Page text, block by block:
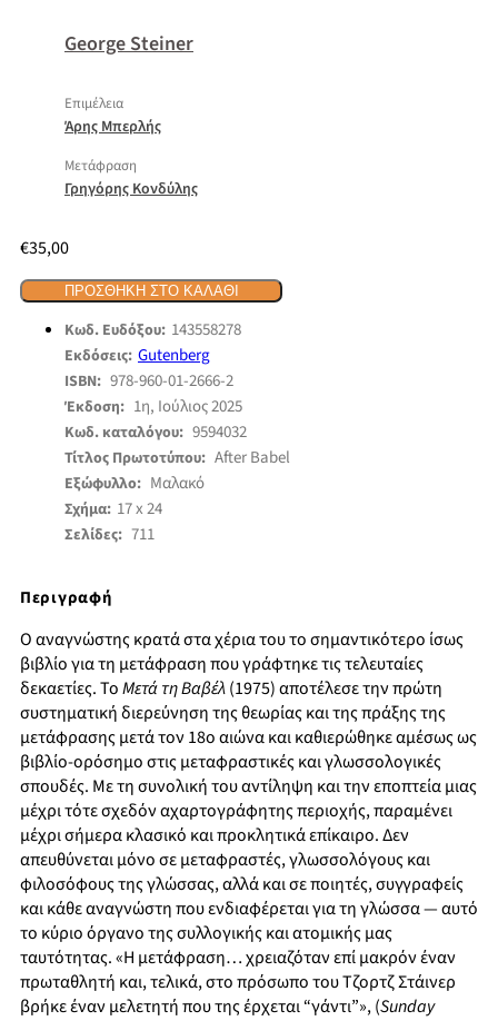
George Steiner
Επιμέλεια
Άρης Μπερλής
Μετάφραση
Γρηγόρης Κονδύλης
€35,00
ΠΡΟΣΘΉΚΗ ΣΤΟ ΚΑΛΆΘΙ
Κωδ. Ευδόξου: 143558278
Εκδόσεις: Gutenberg
ISBN: 978-960-01-2666-2
Έκδοση: 1η, Ιούλιος 2025
Κωδ. καταλόγου: 9594032
Τίτλος Πρωτοτύπου: After Babel
Εξώφυλλο: Μαλακό
Σχήμα: 17 x 24
Σελίδες: 711
Περιγραφή
Ο αναγνώστης κρατά στα χέρια του το σημαντικότερο ίσως
βιβλίο για τη μετάφραση που γράφτηκε τις τελευταίες
δεκαετίες. ΤοΜετά τη Βαβέλ(1975) αποτέλεσε την πρώτη
συστηματική διερεύνηση της θεωρίας και της πράξης της
μετάφρασης μετά τον 18ο αιώνα και καθιερώθηκε αμέσως ως
βιβλίο-ορόσημο στις μεταφραστικές και γλωσσολογικές
σπουδές. Με τη συνολική του αντίληψη και την εποπτεία μιας
μέχρι τότε σχεδόν αχαρτογράφητης περιοχής, παραμένει
μέχρι σήμερα κλασικό και προκλητικά επίκαιρο. Δεν
απευθύνεται μόνο σε μεταφραστές, γλωσσολόγους και
φιλοσόφους της γλώσσας, αλλά και σε ποιητές, συγγραφείς
και κάθε αναγνώστη που ενδιαφέρεται για τη γλώσσα — αυτό
το κύριο όργανο της συλλογικής και ατομικής μας
ταυτότητας. «Η μετάφραση… χρειαζόταν επί μακρόν έναν
πρωταθλητή και, τελικά, στο πρόσωπο του Τζορτζ Στάινερ
βρήκε έναν μελετητή που της έρχεται “γάντι”», (Sunday